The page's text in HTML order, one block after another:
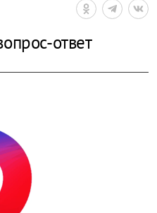
ответ